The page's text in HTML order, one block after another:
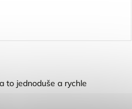
to jednoduše a rychle